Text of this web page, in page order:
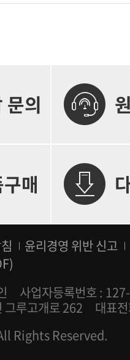
문의
매
윤리경영 위반 신고
사업자등록번호 :
그루고개로 262
대표
Rights Reserved.